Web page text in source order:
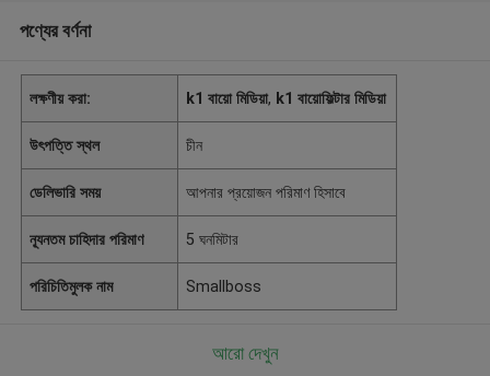
পণ্যের বর্ণনা
লক্ষণীয় করা: k1 বায়ো মিডিয়া, k1 বায়োফিল্টার মিডিয়া
উৎপত্তি স্থল চীন
ডেলিভারি সময় আপনার প্রয়োজন পরিমাণ হিসাবে
ন্যূনতম চাহিদার পরিমাণ 5 ঘনমিটার
পরিচিতিমুলক নাম Smallboss
আরো দেখুন